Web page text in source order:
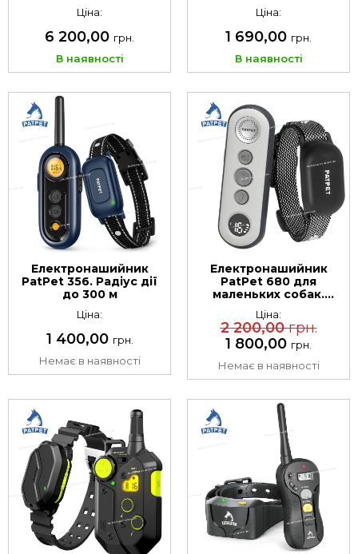
Ціна:
6 200,00 грн.
В наявності
Ціна:
1 690,00 грн.
В наявності
Електронашийник
PatPet 356. Радіус дії
до 300 м
Ціна:
1 400,00 грн.
Немає в наявності
Електронашийник
PatPet 680 для
маленьких собак.
Ціна:
2 200,00грн.
1 800,00 грн.
Немає в наявності